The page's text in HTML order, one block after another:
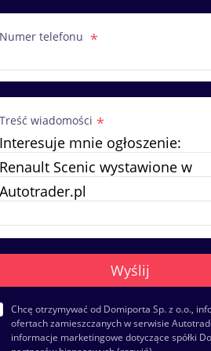
Numer telefonu
Treść wiadomości
Chcę otrzymywać od Domiporta Sp. z o.o.,
ofertach zamieszczanych w serwisie
informacje marketingowe dotyczące spółki